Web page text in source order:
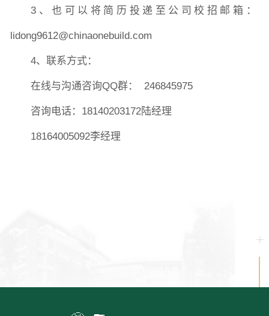
3、也可以将简历投递至公司校招邮箱：
lidong9612@chinaonebuild.com
4、联系方式：
在线与沟通咨询QQ群： 246845975
咨询电话： 18140203172陆经理
18164005092李经理